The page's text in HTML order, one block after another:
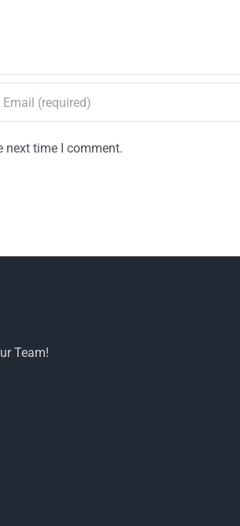
next time I comment.
Team!